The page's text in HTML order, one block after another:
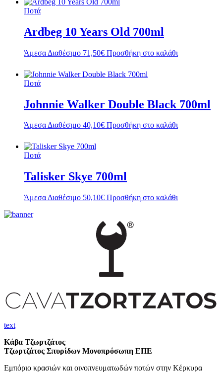
Ποτά
Ardbeg 10 Years Old 700ml
Άμεσα Διαθέσιμο 71,50€ Προσθήκη στο καλάθι
Ποτά
Johnnie Walker Double Black 700ml
Άμεσα Διαθέσιμο 40,10€ Προσθήκη στο καλάθι
Ποτά
Talisker Skye 700ml
Άμεσα Διαθέσιμο 50,10€ Προσθήκη στο καλάθι
text
Κάβα Τζωρτζάτος
Τζωρτζάτος Σπυρίδων Μονοπρόσωπη ΕΠΕ
Εμπόριο κρασιών και οινοπνευματωδών ποτών στην Κέρκυρα